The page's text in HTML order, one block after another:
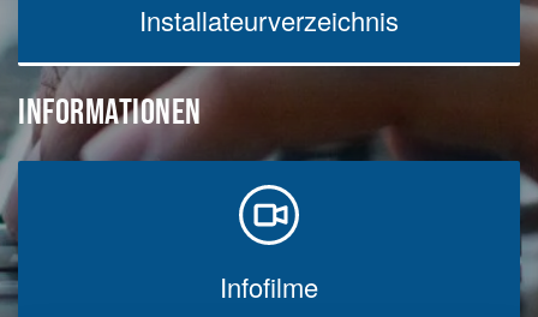
Installateurverzeichnis
INFORMATIONEN
Infofilme